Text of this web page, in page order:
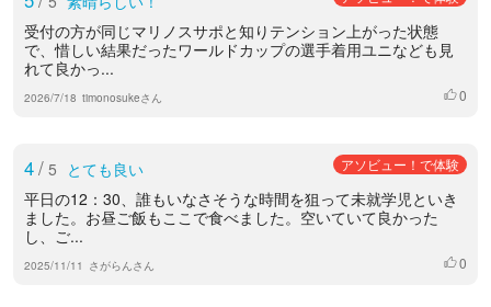
受付の方が同じマリノスサポと知りテンション上がった状態
で、惜しい結果だったワールドカップの選手着用ユニなども見
れて良かっ...
2026/7/18 timonosukeさん いいね
0
4/ 5 とても良い アソビュー！で体験
平日の12：30、誰もいなさそうな時間を狙って未就学児といき
ました。お昼ご飯もここで食べました。空いていて良かった
し、ご...
2025/11/11 さがらんさん いいね
0